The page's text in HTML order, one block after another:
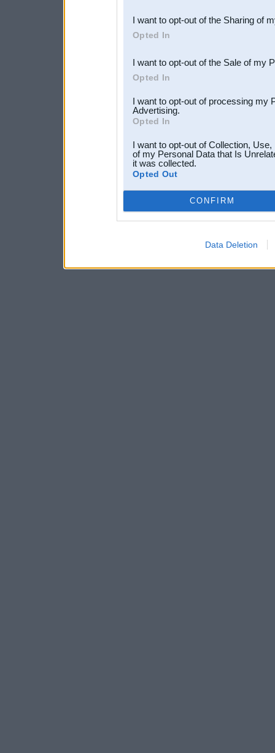
Downstream Participants
third parties.
I want to opt-out of the Sharing of
Opted In
I want to opt-out of the Sale of my
Opted In
I want to opt-out of processing my
Advertising.
Opted In
I want to opt-out of Collection,
of my Personal Data that Is
it was collected.
Opted Out
CONFIRM
Data Deletion